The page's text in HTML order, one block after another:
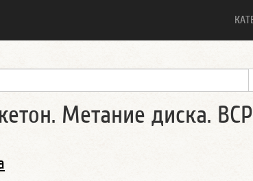
Метание диска.